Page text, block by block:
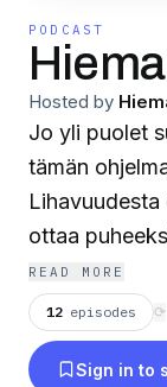
PODCAST
Hosted by
Jo yli puolet
tämän
ottaa
vauhtia, ja
jäämässä
antaneet
huolta
READ MORE
12 episodes ⟳
Sign in to